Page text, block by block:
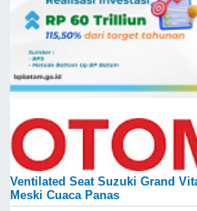
Ventilated Seat Suzuki Grand
Meski Cuaca Panas